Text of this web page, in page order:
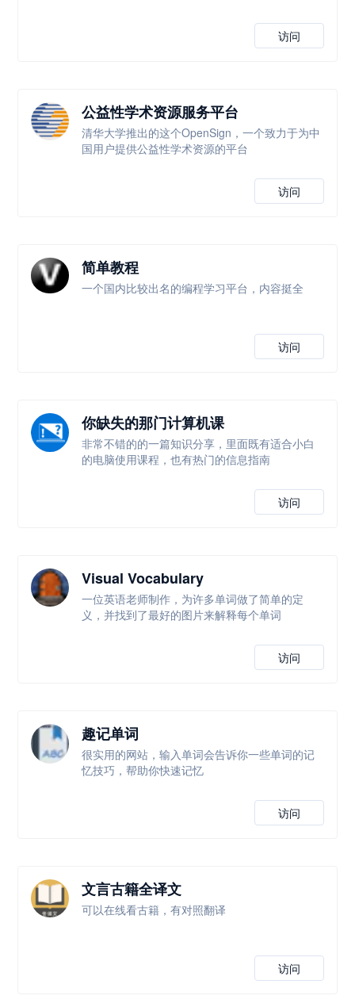
访问
公益性学术资源服务平台
清华大学推出的这个OpenSign，一个致力于为中
国用户提供公益性学术资源的平台
访问
简单教程
一个国内比较出名的编程学习平台，内容挺全
访问
你缺失的那门计算机课
非常不错的的一篇知识分享，里面既有适合小白
的电脑使用课程，也有热门的信息指南
访问
Visual Vocabulary
一位英语老师制作，为许多单词做了简单的定
义，并找到了最好的图片来解释每个单词
访问
趣记单词
很实用的网站，输入单词会告诉你一些单词的记
忆技巧，帮助你快速记忆
访问
文言古籍全译文
可以在线看古籍，有对照翻译
访问